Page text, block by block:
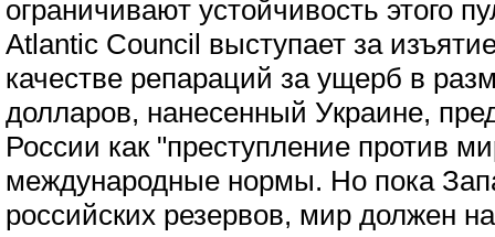
ограничивают устойчивость этого
Atlantic Council выступает за
качестве репараций за ущерб в
долларов, нанесенный Украине,
России как "преступление против
международные нормы. Но пока
российских резервов, мир должен